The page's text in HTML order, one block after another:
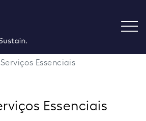
Essenciais
Essenciais